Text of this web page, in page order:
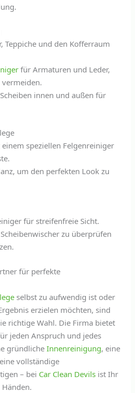
Teppiche und den Kofferraum
für Armaturen und Leder,
innen und außen für
speziellen Felgenreiniger
um den perfekten Look zu
für streifenfreie Sicht.
zu überprüfen
für perfekte
selbst zu aufwendig ist oder
erzielen möchten, sind
richtige Wahl. Die Firma bietet
jeden Anspruch und jedes
gründlicheInnenreinigung, eine
vollständige
– bei Car Clean Devils ist Ihr